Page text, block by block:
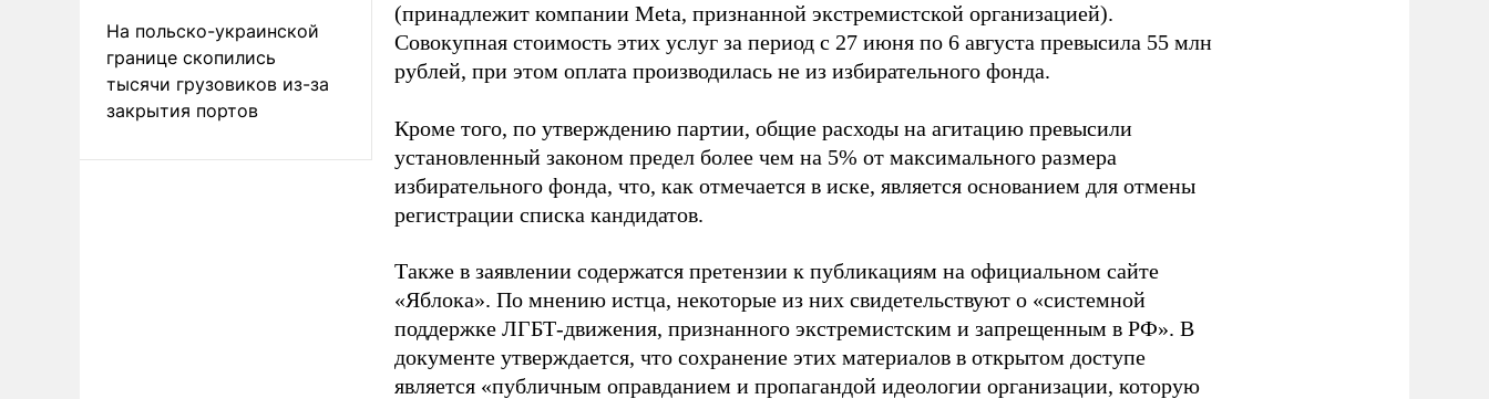
На польско-украинской
границе скопились
тысячи грузовиков из-за
закрытия портов
(принадлежит компании Meta, признанной экстремистской организацией).
Совокупная стоимость этих услуг за период с 27 июня по 6 августа превысила 55 млн
рублей, при этом оплата производилась не из избирательного фонда.
Кроме того, по утверждению партии, общие расходы на агитацию превысили
установленный законом предел более чем на 5% от максимального размера
избирательного фонда, что, как отмечается в иске, является основанием для отмены
регистрации списка кандидатов.
Также в заявлении содержатся претензии к публикациям на официальном сайте
«Яблока». По мнению истца, некоторые из них свидетельствуют о «системной
поддержке ЛГБТ-движения, признанного экстремистским и запрещенным в РФ». В
документе утверждается, что сохранение этих материалов в открытом доступе
является «публичным оправданием и пропагандой идеологии организации, которую